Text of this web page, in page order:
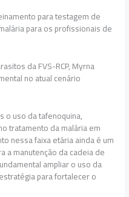
para testagem de
para os profissionais de
da FVS-RCP, Myrna
no atual cenário
o uso da tafenoquina,
tratamento da malária em
nessa faixa etária ainda é um
a manutenção da cadeia de
ampliar o uso da
para fortalecer o